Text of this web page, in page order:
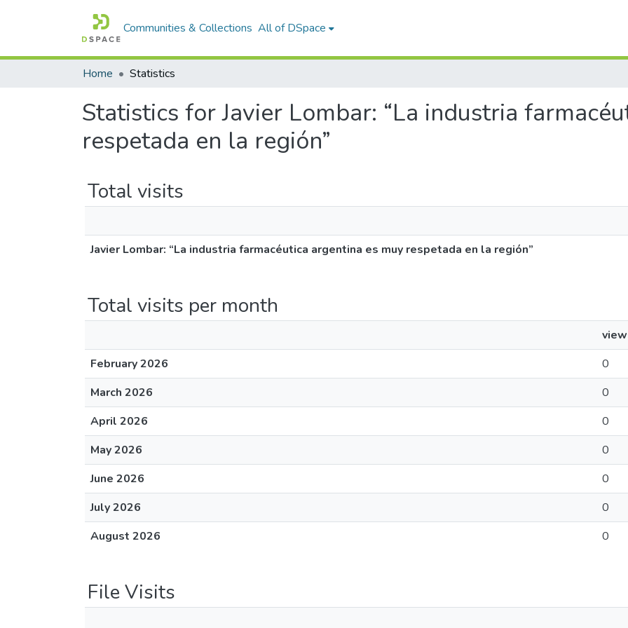
Communities & Collections All of DSpace
Home Statistics
Statistics for Javier Lombar: “La industria
respetada en la región”
Total visits
Javier Lombar: “La industria farmacéutica argentina es muy respetada en la región”
Total visits per month
February 2026
0
March 2026
0
April 2026
0
May 2026
0
June 2026
0
July 2026
0
August 2026
0
File Visits